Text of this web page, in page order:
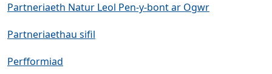
Partneriaeth Natur Leol Pen-y-bont ar Ogwr
Partneriaethau sifil
Perfformiad